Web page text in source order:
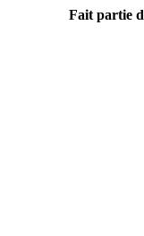
Fait partie